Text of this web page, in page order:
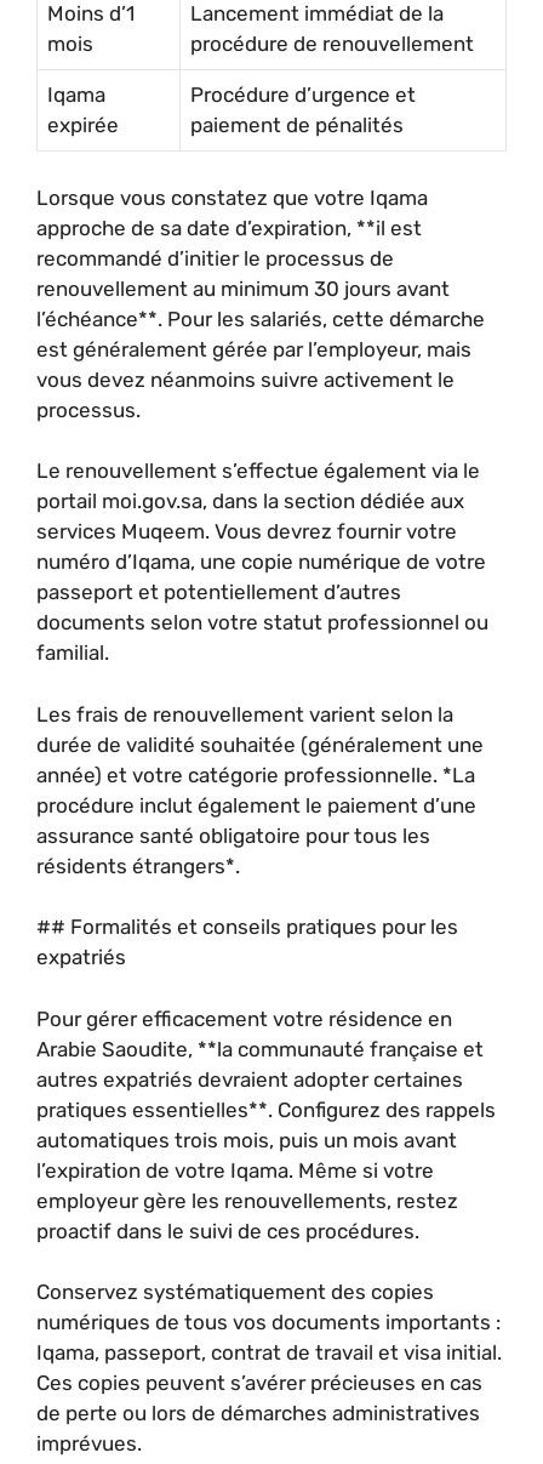
Moins d’1
mois
Lancement immédiat de la
procédure de renouvellement
Iqama
expirée
Procédure d’urgence et
paiement de pénalités
Lorsque vous constatez que votre Iqama
approche de sa date d’expiration, **il est
recommandé d’initier le processus de
renouvellement au minimum 30 jours avant
l’échéance**. Pour les salariés, cette démarche
est généralement gérée par l’employeur, mais
vous devez néanmoins suivre activement le
processus.
Le renouvellement s’effectue également via le
portail moi.gov.sa, dans la section dédiée aux
services Muqeem. Vous devrez fournir votre
numéro d’Iqama, une copie numérique de votre
passeport et potentiellement d’autres
documents selon votre statut professionnel ou
familial.
Les frais de renouvellement varient selon la
durée de validité souhaitée (généralement une
année) et votre catégorie professionnelle. *La
procédure inclut également le paiement d’une
assurance santé obligatoire pour tous les
résidents étrangers*.
## Formalités et conseils pratiques pour les
expatriés
Pour gérer efficacement votre résidence en
Arabie Saoudite, **la communauté française et
autres expatriés devraient adopter certaines
pratiques essentielles**. Configurez des rappels
automatiques trois mois, puis un mois avant
l’expiration de votre Iqama. Même si votre
employeur gère les renouvellements, restez
proactif dans le suivi de ces procédures.
Conservez systématiquement des copies
numériques de tous vos documents importants :
Iqama, passeport, contrat de travail et visa initial.
Ces copies peuvent s’avérer précieuses en cas
de perte ou lors de démarches administratives
imprévues.